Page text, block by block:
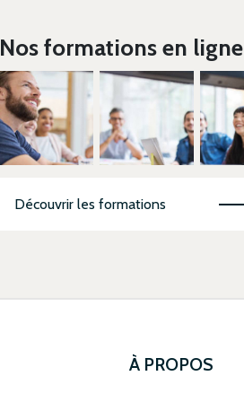
Nos formations en ligne
Découvrir les formations
À PROPOS